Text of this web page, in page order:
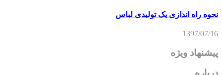
نحوه راه اندازی یک تولیدی لباس
1397/07/16
پیشنهاد ویژه
درباره